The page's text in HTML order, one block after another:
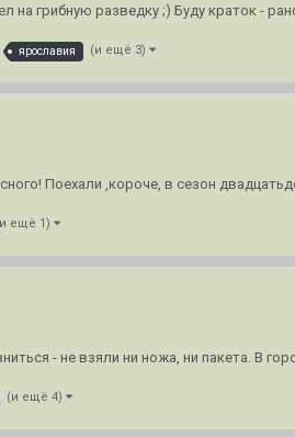
грибную разведку ;) Буду краток -
ярославия (и ещё 3)
Поехали ,короче, в сезон
ещё 1)
- не взяли ни ножа, ни пакета. В
(и ещё 4)